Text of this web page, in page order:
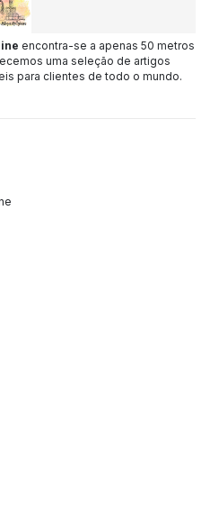
encontra-se a apenas 50 metros
uma seleção de artigos
para clientes de todo o mundo.